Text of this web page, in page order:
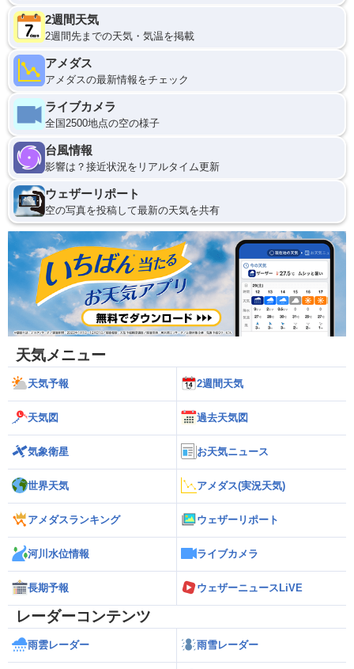
2週間天気
2週間先までの天気・気温を掲載
アメダス
アメダスの最新情報をチェック
ライブカメラ
全国2500地点の空の様子
台風情報
影響は？接近状況をリアルタイム更新
ウェザーリポート
空の写真を投稿して最新の天気を共有
天気メニュー
天気予報 2週間天気
天気図 過去天気図
気象衛星 お天気ニュース
世界天気 アメダス(実況天気)
アメダスランキング ウェザーリポート
河川水位情報 ライブカメラ
長期予報 ウェザーニュースLiVE
レーダーコンテンツ
雨雲レーダー 雨雪レーダー